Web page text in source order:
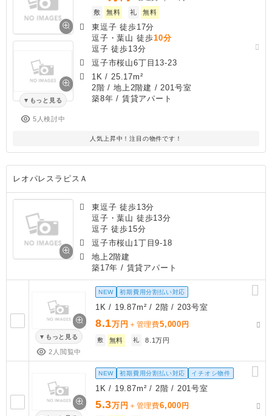
もっと見る
5人検討中
敷
無料 礼 無料
東逗子 徒歩17分
逗子・葉山 徒歩10分
逗子 徒歩13分
逗子市桜山6丁目13-23
1K / 25.17m²
2階 / 地上2階建 / 201号室
築8年 / 賃貸アパート
人気上昇中！注目の物件です！
レオパレスラピスＡ
東逗子 徒歩13分
逗子・葉山 徒歩13分
逗子 徒歩15分
逗子市桜山1丁目9-18
地上2階建
築17年 / 賃貸アパート
もっと見る
2人閲覧中
NEW 初期費用分割払い対応
1K / 19.87m² / 2階 / 203号室
8.1万円 ＋管理費5,000 円
敷 無料 礼 8.1万円
NEW 初期費用分割払い対応 イチオシ物件
1K / 19.87m² / 2階 / 201号室
5.3万円 ＋管理費6,000 円